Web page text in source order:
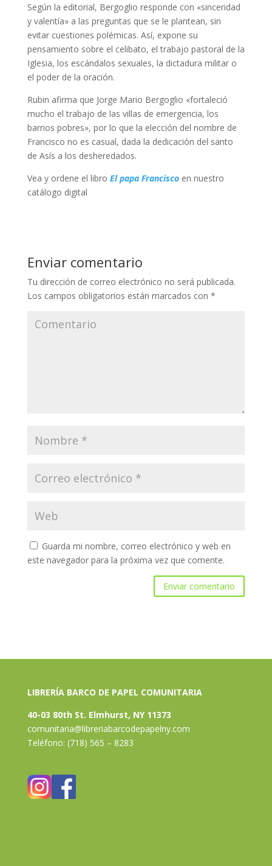
Según la editorial, Bergoglio responde con «sinceridad
y valentía» a las preguntas que se le plantean, sin
evitar cuestiones polémicas. Así, expone su
pensamiento sobre el celibato, el trabajo pastoral de la
Iglesia, los escándalos sexuales, la dictadura militar o
el poder de la oración.
Rubin afirma que Jorge Mario Bergoglio «fortaleció
mucho el trabajo de las villas de emergencia, los
barrios pobres», por lo que la elección del nombre de
Francisco no es casual, dada la dedicación del santo
de Asís a los desheredados.
Vea y ordene el libro El papa Franciscoen nuestro
catálogo digital
Enviar comentario
Tu dirección de correo electrónico no será publicada.
Los campos obligatorios están marcados con *
Guarda mi nombre, correo electrónico y web en
este navegador para la próxima vez que comente.
LIBRERÍA BARCO DE PAPEL COMUNITARIA
40-03 80th St. Elmhurst, NY 11373
comunitaria@libreriabarcodepapelny.com
Teléfono: (718) 565 – 8283